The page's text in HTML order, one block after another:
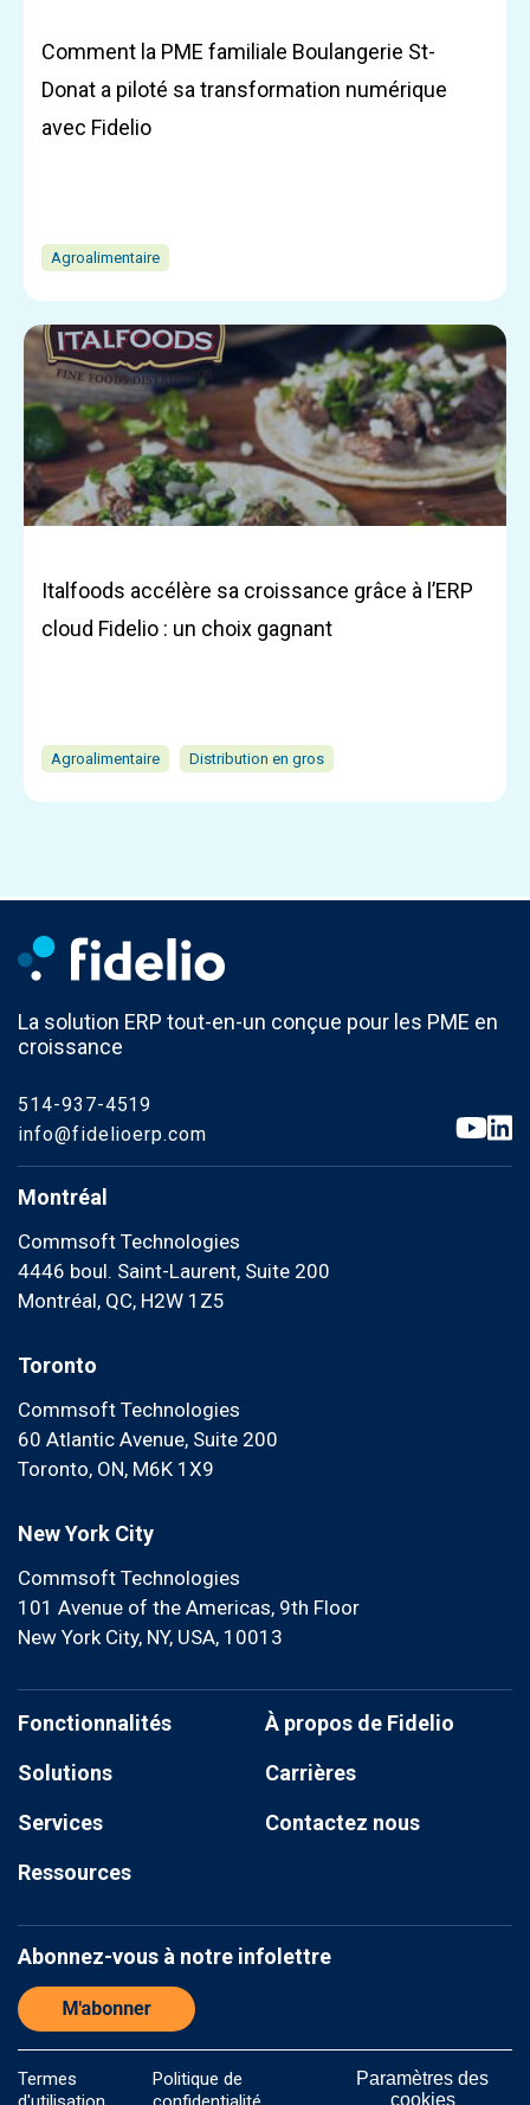
Comment la PME familiale Boulangerie St-
Donat a piloté sa transformation numérique
avec Fidelio
Agroalimentaire
Italfoods accélère sa croissance grâce à l’ERP
cloud Fidelio : un choix gagnant
Agroalimentaire Distribution en gros
La solution ERP tout-en-un conçue pour les PME en
croissance
514-937-4519
info@fidelioerp.com
Montréal
Commsoft Technologies
4446 boul. Saint-Laurent, Suite 200
Montréal, QC, H2W 1Z5
Toronto
Commsoft Technologies
60 Atlantic Avenue, Suite 200
Toronto, ON, M6K 1X9
New York City
Commsoft Technologies
101 Avenue of the Americas, 9th Floor
New York City, NY, USA, 10013
Fonctionnalités
Solutions
Services
Ressources
À propos de Fidelio
Carrières
Contactez nous
Abonnez-vous à notre infolettre
Termes
Politique de
Paramètres des
cookies